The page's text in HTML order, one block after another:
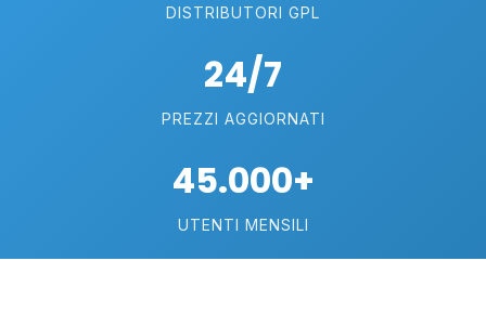
DISTRIBUTORI GPL
24/7
PREZZI AGGIORNATI
45.000+
UTENTI MENSILI